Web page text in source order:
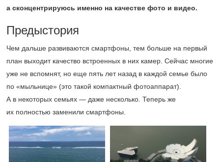
а сконцентрируюсь именно на качестве фото и видео.
Предыстория
Чем дальше развиваются смартфоны, тем больше на первый
план выходит качество встроенных в них камер. Сейчас многие
уже не вспомнят, но еще пять лет назад в каждой семье было
по «мыльнице» (это такой компактный фотоаппарат).
А в некоторых семьях — даже несколько. Теперь же
их полностью заменили смартфоны.